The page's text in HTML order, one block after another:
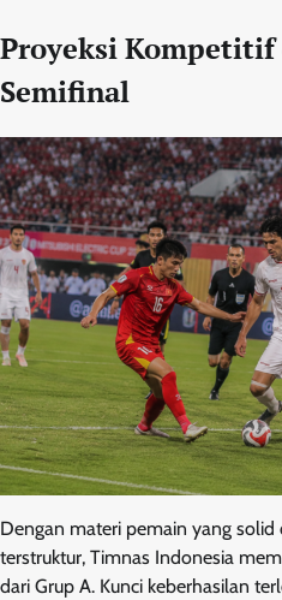
Proyeksi Kompetitif
Semifinal
Dengan materi pemain yang
terstruktur, Timnas Indonesia
dari Grup A. Kunci keberhasilan